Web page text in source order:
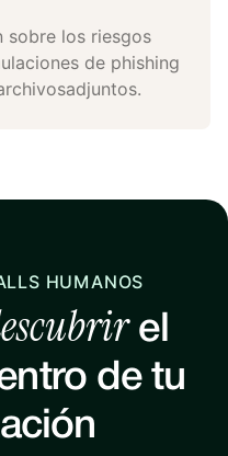
sobre los riesgos
de phishing
HUMANOS
el
de tu